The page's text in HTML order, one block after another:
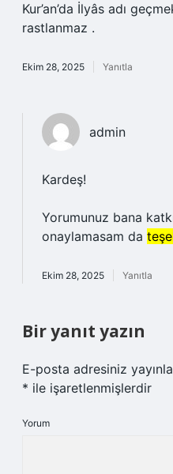
Kur’an’da İlyâs adı
rastlanmaz .
Ekim 28, 2025 Yanıtla
admin
Kardeş!
Yorumunuz bana
onaylamasam da
Ekim 28, 2025 Yanıtla
Bir yanıt yazın
E-posta adresiniz
* ile işaretlenmişlerdir
Yorum